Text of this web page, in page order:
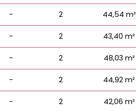
- 2 44,54 m²
- 2 43,40 m²
- 2 48,03 m²
- 2 44,92 m²
- 2 42,06 m²